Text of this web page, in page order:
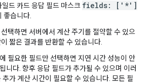
드 카드 응답 필드 마스크 fields: ['*']
좋습니다.
택하면 서버에서 계산 주기를 절약할 수 있으
짧은 결과를 반환할 수 있습니다.
필요한 필드만 선택하면 지연 시간 성능이 안
니다. 향후 응답 필드가 추가될 수 있으며 이러
추가 계산 시간이 필요할 수 있습니다. 모든 필